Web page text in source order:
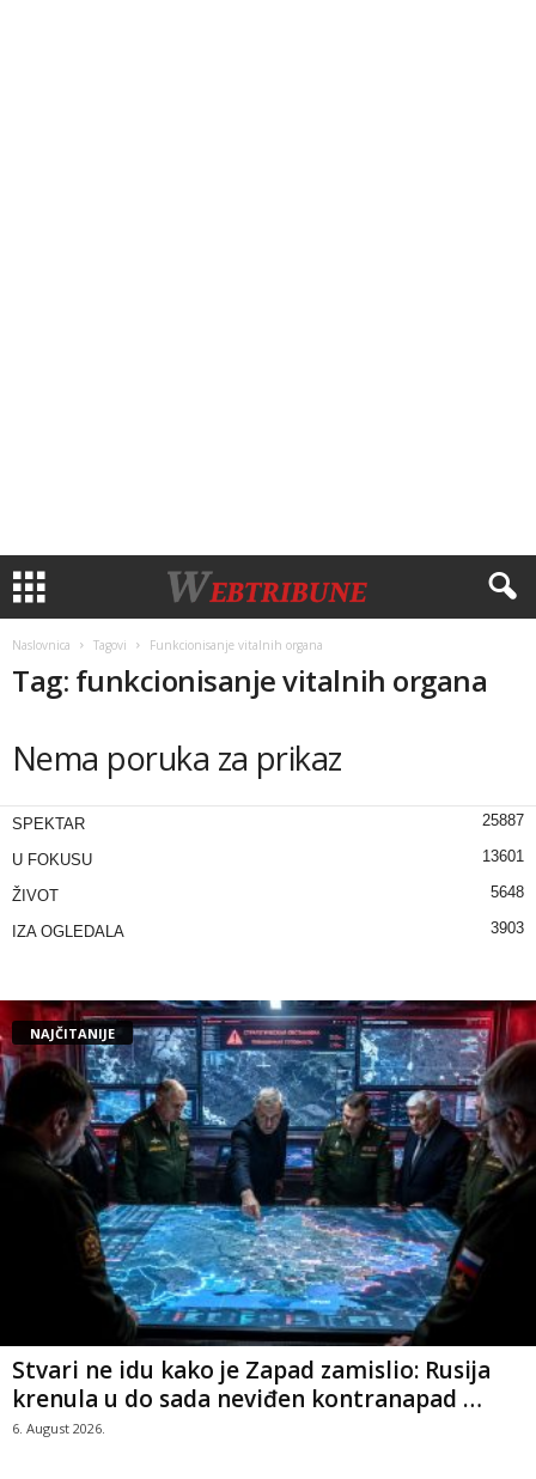
Naslovnica Tagovi Funkciоnisаnjе vitаlnih оrgаnа
Tag: funkciоnisаnjе vitаlnih оrgаnа
Nema poruka za prikaz
SPEKTAR 25887
U FOKUSU 13601
ŽIVOT 5648
IZA OGLEDALA 3903
NAJČITANIJE
Stvari ne idu kako je Zapad zamislio: Rusija
krenula u do sada neviđen kontranapad …
6. August 2026.